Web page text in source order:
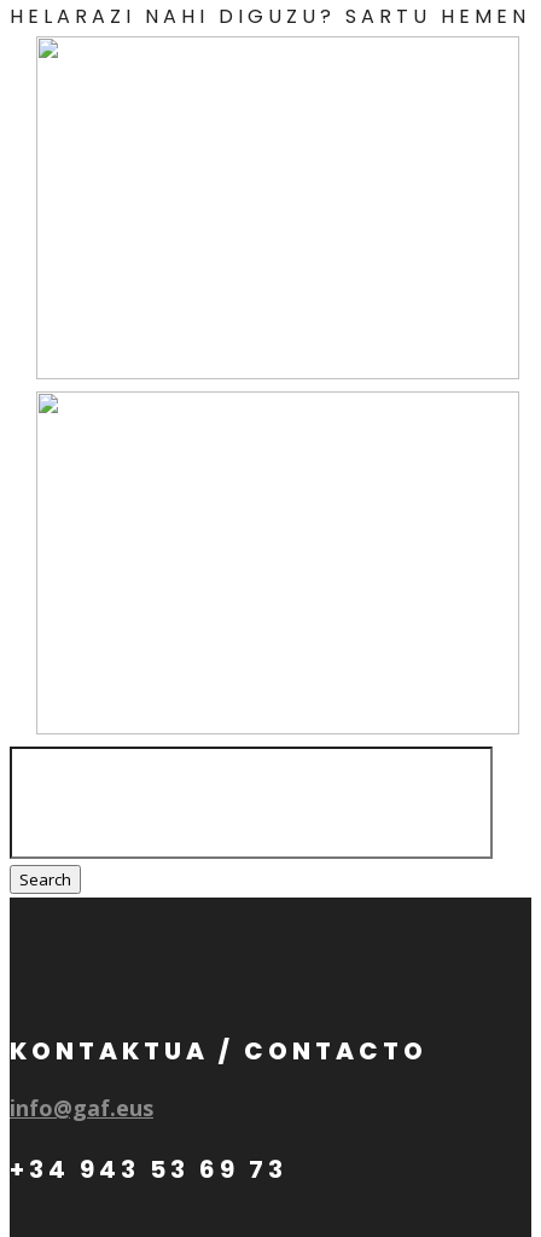
HELARAZI NAHI DIGUZU? SARTU HEMEN
KONTAKTUA / CONTACTO
info@gaf.eus
+34 943 53 69 73